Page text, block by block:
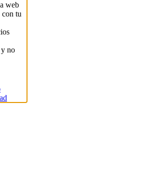
web
con tu
y no